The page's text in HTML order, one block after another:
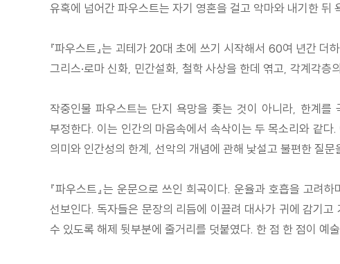
유혹에 넘어간 파우스트는 자기 영혼을 걸고 악마와 내기한 뒤
『파우스트』는 괴테가 20대 초에 쓰기 시작해서 60여 년간
그리스·로마 신화, 민간설화, 철학 사상을 한데 엮고, 각계각
작중인물 파우스트는 단지 욕망을 좇는 것이 아니라, 한계
부정한다. 이는 인간의 마음속에서 속삭이는 두 목소리와 같
의미와 인간성의 한계, 선악의 개념에 관해 낯설고 불편한 질
『파우스트』는 운문으로 쓰인 희곡이다. 운율과 호흡을 고려
선보인다. 독자들은 문장의 리듬에 이끌려 대사가 귀에 감기
수 있도록 해제 뒷부분에 줄거리를 덧붙였다. 한 점 한 점이 예